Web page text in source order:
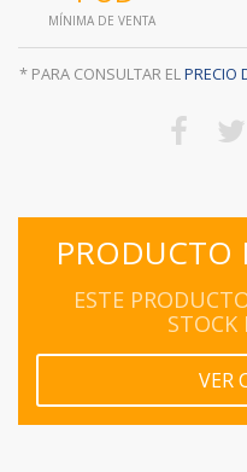
MÍNIMA DE VENTA
* PARA CONSULTAR ELPRECIO
ESTE
STOCK
VER